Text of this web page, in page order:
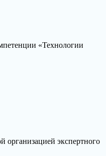
«Технологии
экспертного